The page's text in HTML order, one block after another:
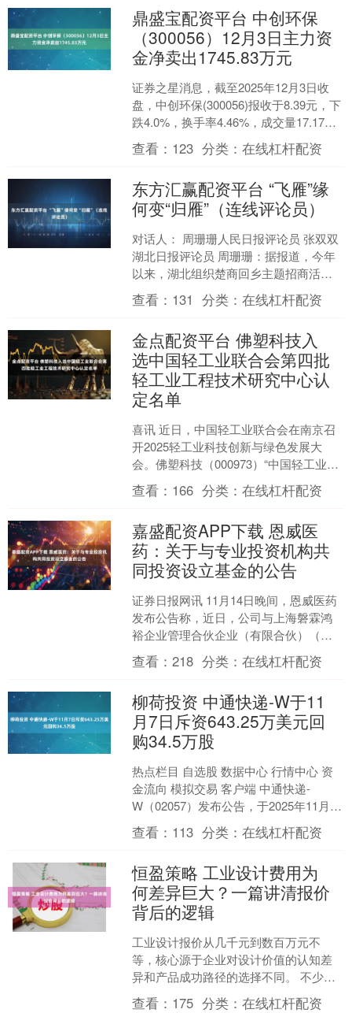
鼎盛宝配资平台 中创环保
（300056）12月3日主力资
金净卖出1745.83万元
证券之星消息，截至2025年12月3日收
盘，中创环保(300056)报收于8.39元，下
跌4.0%，换手率4.46%，成交量17.17万
手，成交额1.46亿元。....
查看： 123 分类：在线杠杆配资
东方汇赢配资平台 “飞雁”缘
何变“归雁”（连线评论员）
对话人： 周珊珊人民日报评论员 张双双
湖北日报评论员 周珊珊：据报道，今年
以来，湖北组织楚商回乡主题招商活动
1800余场，走访重点楚商超1万人次，签
约亿元以上项....
查看： 131 分类：在线杠杆配资
金点配资平台 佛塑科技入
选中国轻工业联合会第四批
轻工业工程技术研究中心认
定名单
喜讯 近日，中国轻工业联合会在南京召
开2025轻工业科技创新与绿色发展大
会。佛塑科技（000973）“中国轻工业新
能源电池薄膜与复合材料工程技术研究
中心”入选第....
查看： 166 分类：在线杠杆配资
嘉盛配资APP下载 恩威医
药：关于与专业投资机构共
同投资设立基金的公告
证券日报网讯 11月14日晚间，恩威医药
发布公告称，近日，公司与上海磐霖鸿
裕企业管理合伙企业（有限合伙）（简
称“磐霖鸿裕”）、唐山金坤化工有限公
司、李姣姣等共同....
查看：218 分类：在线杠杆配资
柳荷投资 中通快递-W于11
月7日斥资643.25万美元回
购34.5万股
热点栏目 自选股 数据中心 行情中心 资
金流向 模拟交易 客户端 中通快递-
W（02057）发布公告，于2025年11月7
日斥资643.25万美元回购34.5万....
查看： 113 分类：在线杠杆配资
恒盈策略 工业设计费用为
何差异巨大？一篇讲清报价
背后的逻辑
工业设计报价从几千元到数百万元不
等，核心源于企业对设计价值的认知差
异和产品成功路径的选择不同。 不少企
业找工业设计服务时，会困惑于同一产
查看： 175 分类：在线杠杆配资